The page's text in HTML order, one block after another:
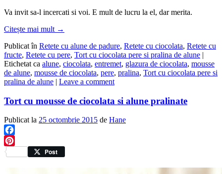
Va invit sa-l incercati si voi. E mult de lucru la el, dar merita.
Citește mai mult →
Publicat în Retete cu alune de padure, Retete cu ciocolata, Retete cu
fructe, Retete cu pere, Tort cu ciocolata pere si pralina de alune |
Etichetat ca alune, ciocolata, entremet, glazura de ciocolata, mousse
de alune, mousse de ciocolata, pere, pralina, Tort cu ciocolata pere si
pralina de alune | Leave a comment
Tort cu mousse de ciocolata si alune pralinate
Publicat la 25 octombrie 2015 de Hane
Facebook
Pinterest
Post